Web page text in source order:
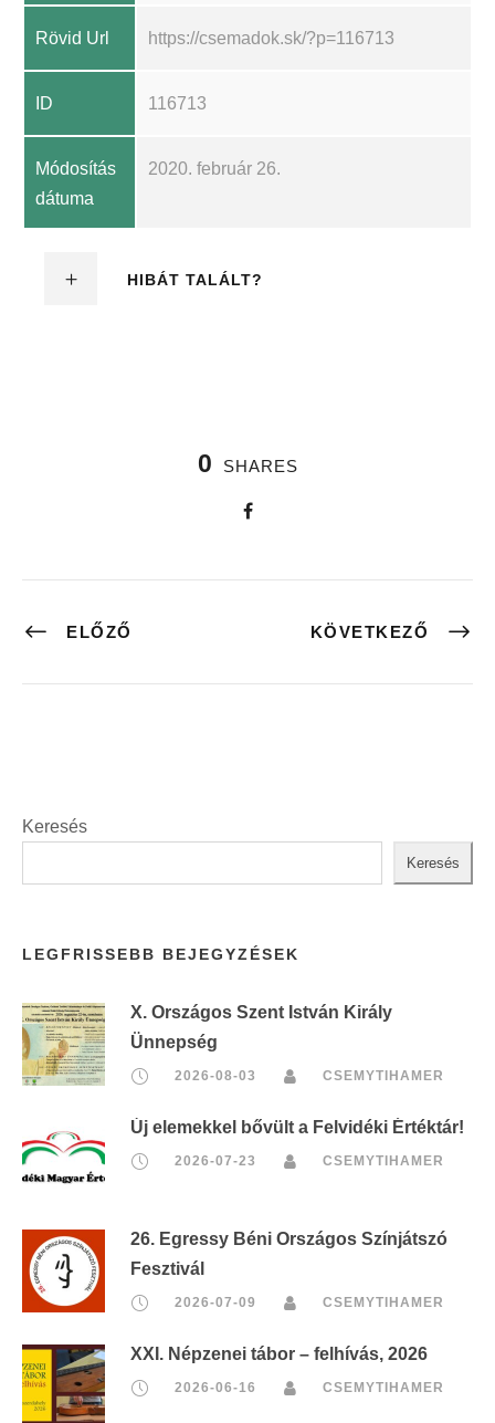
Rövid Url https://csemadok.sk/?p=116713
ID 116713
Módosítás
dátuma
2020. február 26.
HIBÁT TALÁLT?
0 SHARES
ELŐZŐ KÖVETKEZŐ
Keresés
Keresés
LEGFRISSEBB BEJEGYZÉSEK
X. Országos Szent István Király
Ünnepség
2026-08-03 CSEMYTIHAMER
Új elemekkel bővült a Felvidéki Értéktár!
2026-07-23 CSEMYTIHAMER
26. Egressy Béni Országos Színjátszó
Fesztivál
2026-07-09 CSEMYTIHAMER
XXI. Népzenei tábor – felhívás, 2026
2026-06-16 CSEMYTIHAMER